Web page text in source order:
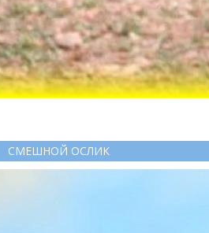
СМЕШНОЙ ОСЛИК